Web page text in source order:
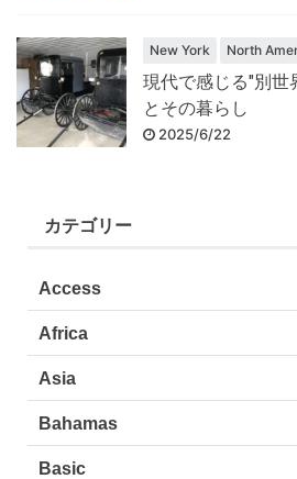
New York North
現代で感じる"別世
とその暮らし
2025/6/22
カテゴリー
Access
Africa
Asia
Bahamas
Basic